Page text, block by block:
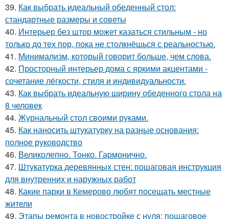
39. Как выбрать идеальный обеденный стол:
стандартные размеры и советы
40. Интерьер без штор может казаться стильным - но
только до тех пор, пока не столкнёшься с реальностью.
41. Минимализм, который говорит больше, чем слова.
42. Просторный интерьер дома с яркими акцентами -
сочетание лёгкости, стиля и индивидуальности.
43. Как выбрать идеальную ширину обеденного стола на
8 человек
44. Журнальный стол своими руками.
45. Как наносить штукатурку на разные основания:
полное руководство
46. Великолепно. Тонко. Гармонично.
47. Штукатурка деревянных стен: пошаговая инструкция
для внутренних и наружных работ
48. Какие парки в Кемерово любят посещать местные
жители
49. Этапы ремонта в новостройке с нуля: пошаговое